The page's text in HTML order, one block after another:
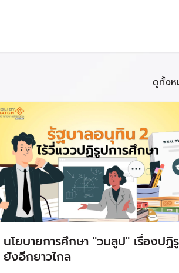
นย์กลาง” มีระบบหรือแพลตฟอร์มการเรียนรู้
เรียน โดยแบ่งการดำเนินการ ดังนี้
เหมาะสมต่อผู้เรียนแต่ละวัย (Anywhere
รวม 22,102.97 ล้านบาท โดยก่อหนี้ผูกพันข้า
ล้านบาท
กเวลา จำนวน 607,655 เครื่อง ระยะเวลา
ดูทั้งห
นโยบายการศึกษา "วนลูป" เรื่องปฏิ
ยังอีกยาวไกล